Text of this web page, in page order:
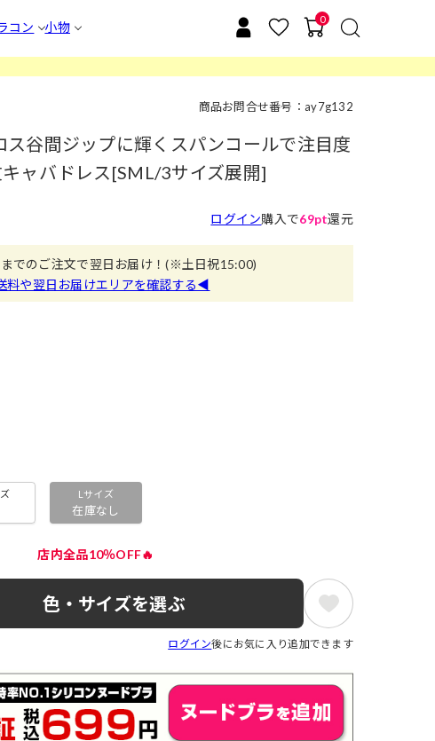
コン 小物
0
商品お問合せ番号：ay7g132
ス谷間ジップに輝くスパンコールで注目度
ャバドレス[SML/3サイズ展開]
ログイン購入で69pt還元
までのご注文で翌日お届け！(※土日祝15:00)
料や翌日お届けエリアを確認する◀
Lサイズ
在庫なし
店内全品10％OFF🔥
色・サイズを選ぶ
ログイン後にお気に入り追加できます